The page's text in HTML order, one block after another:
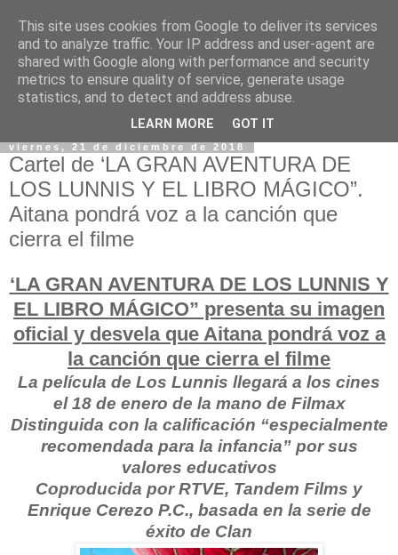
viernes, 21 de diciembre de 2018
Cartel de ‘LA GRAN AVENTURA DE
LOS LUNNIS Y EL LIBRO MÁGICO”.
Aitana pondrá voz a la canción que
cierra el filme
‘LA GRAN AVENTURA DE LOS LUNNIS Y
EL LIBRO MÁGICO” presenta su imagen
oficial y desvela que Aitana pondrá voz a
la canción que cierra el filme
La película de Los Lunnis llegará a los cines
el 18 de enero de la mano de Filmax
Distinguida con la calificación “especialmente
recomendada para la infancia” por sus
valores educativos
Coproducida por RTVE, Tandem Films y
Enrique Cerezo P.C., basada en la serie de
éxito de Clan
This site uses cookies from Google to deliver its services
and to analyze traffic. Your IP address and user-agent are
shared with Google along with performance and security
metrics to ensure quality of service, generate usage
statistics, and to detect and address abuse.
LEARN MORE GOT IT